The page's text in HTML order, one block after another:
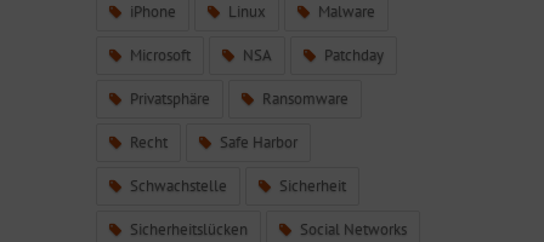
iPhone Linux Malware
Microsoft NSA Patchday
Privatsphäre Ransomware
Recht Safe Harbor
Schwachstelle Sicherheit
Sicherheitslücken Social Networks